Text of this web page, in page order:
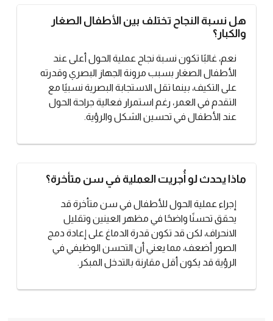
هل نسبة النجاح تختلف بين الأطفال الصغار
والكبار؟
نعم، غالبًا تكون نسبة نجاح عملية الحول أعلى عند
الأطفال الصغار بسبب مرونة الجهاز البصري وقدرته
على التكيف، بينما تقل الاستجابة البصرية نسبيًا مع
التقدم في العمر، رغم استمرار فعالية جراحة الحول
عند الأطفال في تحسين الشكل والرؤية.
ماذا يحدث لو أُجريت العملية في سن متأخرة؟
إجراء عملية الحول للأطفال في سن متأخرة قد
يحقق تحسنًا واضحًا في مظهر العينين وتقليل
الانحراف، لكن قد تكون قدرة الدماغ على إعادة دمج
الصور أضعف، مما يعني أن التحسن الوظيفي في
الرؤية قد يكون أقل مقارنة بالتدخل المبكر.